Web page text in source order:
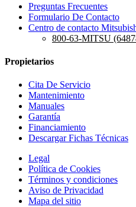
Preguntas Frecuentes
Formulario De Contacto
Centro de contacto
800-63-MITSU
Propietarios
Cita De Servicio
Mantenimiento
Manuales
Garantía
Financiamiento
Descargar Fichas Técnicas
Legal
Política de Cookies
Términos y condiciones
Aviso de Privacidad
Mapa del sitio